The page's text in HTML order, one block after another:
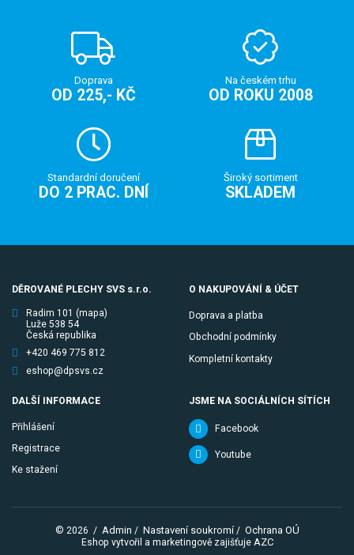
Doprava
OD 225,- KČ
Na českém trhu
OD ROKU 2008
Standardní doručení
DO 2 PRAC. DNÍ
Široký sortiment
SKLADEM
DĚROVANÉ PLECHY SVS s.r.o.
Radim 101 (mapa)
Luže 538 54
Česká republika
+420 469 775 812
eshop@dpsvs.cz
O NAKUPOVÁNÍ & ÚČET
Doprava a platba
Obchodní podmínky
Kompletní kontakty
DALŠÍ INFORMACE
Přihlášení
Registrace
Ke stažení
JSME NA SOCIÁLNÍCH SÍTÍCH
Facebook
Youtube
© 2026 / Admin / Nastavení soukromí/ Ochrana OÚ
Eshop vytvořil a marketingově zajišťuje AZC